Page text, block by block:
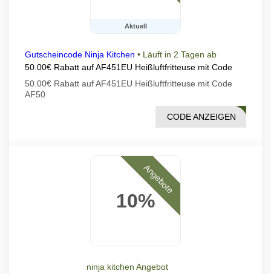
Aktuell
Gutscheincode Ninja Kitchen • Läuft in 2 Tagen ab
50.00€ Rabatt auf AF451EU Heißluftfritteuse mit Code
50.00€ Rabatt auf AF451EU Heißluftfritteuse mit Code
AF50
AF50
CODE ANZEIGEN
10%
Angebote
ninja kitchen Angebot